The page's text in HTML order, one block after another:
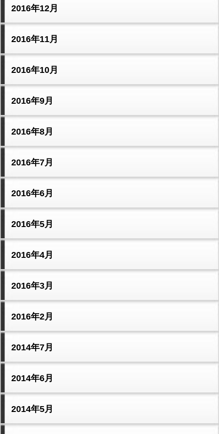
2016年12月
2016年11月
2016年10月
2016年9月
2016年8月
2016年7月
2016年6月
2016年5月
2016年4月
2016年3月
2016年2月
2014年7月
2014年6月
2014年5月